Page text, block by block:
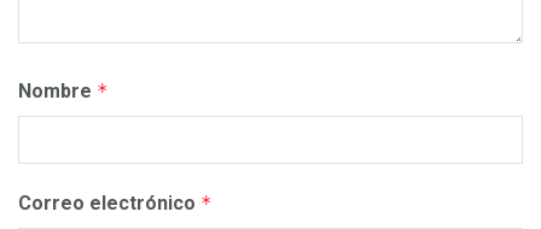
Nombre *
Correo electrónico *